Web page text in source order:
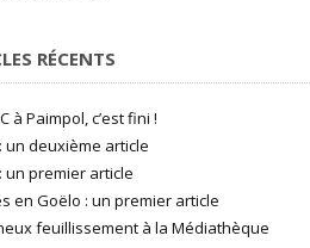
RÉCENTS
à Paimpol, c’est fini !
un deuxième article
un premier article
en Goëlo : un premier article
feuillissement à la Médiathèque